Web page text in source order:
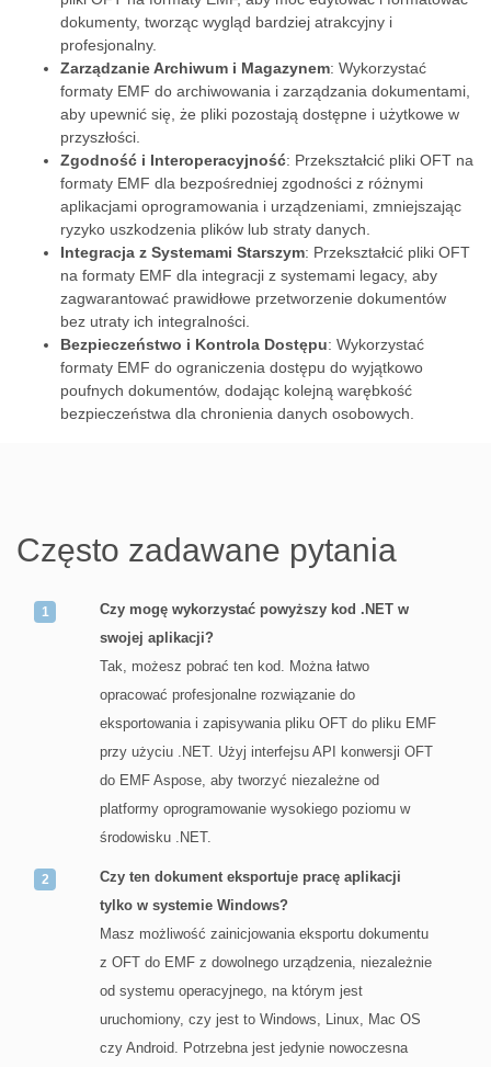
dokumenty, tworząc wygląd bardziej atrakcyjny i
profesjonalny.
Zarządzanie Archiwum i Magazynem: Wykorzystać
formaty EMF do archiwowania i zarządzania dokumentami,
aby upewnić się, że pliki pozostają dostępne i użytkowe w
przyszłości.
Zgodność i Interoperacyjność: Przekształcić pliki OFT na
formaty EMF dla bezpośredniej zgodności z różnymi
aplikacjami oprogramowania i urządzeniami, zmniejszając
ryzyko uszkodzenia plików lub straty danych.
Integracja z Systemami Starszym: Przekształcić pliki OFT
na formaty EMF dla integracji z systemami legacy, aby
zagwarantować prawidłowe przetworzenie dokumentów
bez utraty ich integralności.
Bezpieczeństwo i Kontrola Dostępu: Wykorzystać
formaty EMF do ograniczenia dostępu do wyjątkowo
poufnych dokumentów, dodając kolejną warębkość
bezpieczeństwa dla chronienia danych osobowych.
Często zadawane pytania
Czy mogę wykorzystać powyższy kod .NET w
swojej aplikacji?
Tak, możesz pobrać ten kod. Można łatwo
opracować profesjonalne rozwiązanie do
eksportowania i zapisywania pliku OFT do pliku EMF
przy użyciu .NET. Użyj interfejsu API konwersji OFT
do EMF Aspose, aby tworzyć niezależne od
platformy oprogramowanie wysokiego poziomu w
środowisku .NET.
Czy ten dokument eksportuje pracę aplikacji
tylko w systemie Windows?
Masz możliwość zainicjowania eksportu dokumentu
z OFT do EMF z dowolnego urządzenia, niezależnie
od systemu operacyjnego, na którym jest
uruchomiony, czy jest to Windows, Linux, Mac OS
czy Android. Potrzebna jest jedynie nowoczesna